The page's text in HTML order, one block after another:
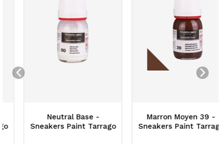
Neutral Base -
Sneakers Paint Tarrago
Marron Moyen 39 -
Sneakers Paint Tarrago